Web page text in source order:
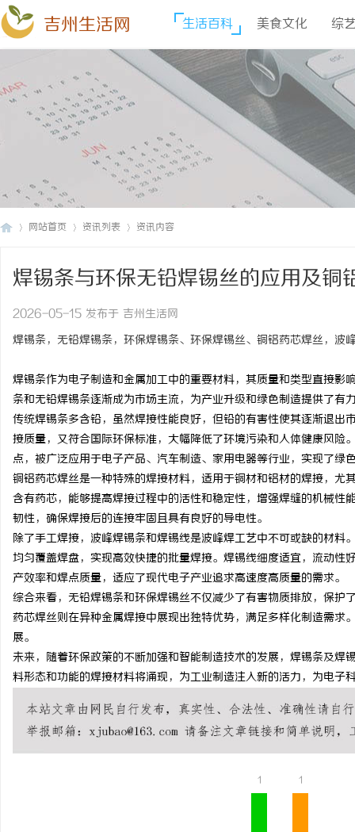
吉州生活网 生活百科 美食文化 综
网站首页 资讯列表 资讯内容
焊锡条与环保无铅焊锡丝的应用及铜
2026-05-15 发布于 吉州生活网
焊锡条，无铅焊锡条，环保焊锡条、环保焊锡丝、铜铝药芯焊丝，波
焊锡条作为电子制造和金属加工中的重要材料，其质量和类型直接
条和无铅焊锡条逐渐成为市场主流，为产业升级和绿色制造提供了有
传统焊锡条多含铅，虽然焊接性能良好，但铅的有害性使其逐渐退
接质量，又符合国际环保标准，大幅降低了环境污染和人体健康风
点，被广泛应用于电子产品、汽车制造、家用电器等行业，实现了绿
铜铝药芯焊丝是一种特殊的焊接材料，适用于铜材和铝材的焊接，
含有药芯，能够提高焊接过程中的活性和稳定性，增强焊缝的机械
韧性，确保焊接后的连接牢固且具有良好的导电性。
除了手工焊接，波峰焊锡条和焊锡线是波峰焊工艺中不可或缺的材
均匀覆盖焊盘，实现高效快捷的批量焊接。焊锡线细度适宜，流动
产效率和焊点质量，适应了现代电子产业追求高速度高质量的需求。
综合来看，无铅焊锡条和环保焊锡丝不仅减少了有害物质排放，保
药芯焊丝则在异种金属焊接中展现出独特优势，满足多样化制造需
展。
未来，随着环保政策的不断加强和智能制造技术的发展，焊锡条及
料形态和功能的焊接材料将涌现，为工业制造注入新的活力，为电子
1 1
肥刑事律师：保护您的合法权益，助您走出 革新驱动下的化工装备